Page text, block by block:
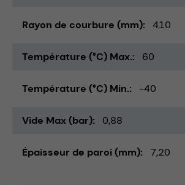
Rayon de courbure (mm) 410
Température (°C) Max. 60
Température (°C) Min. -40
Vide Max (bar) 0,88
Épaisseur de paroi (mm) 7,20